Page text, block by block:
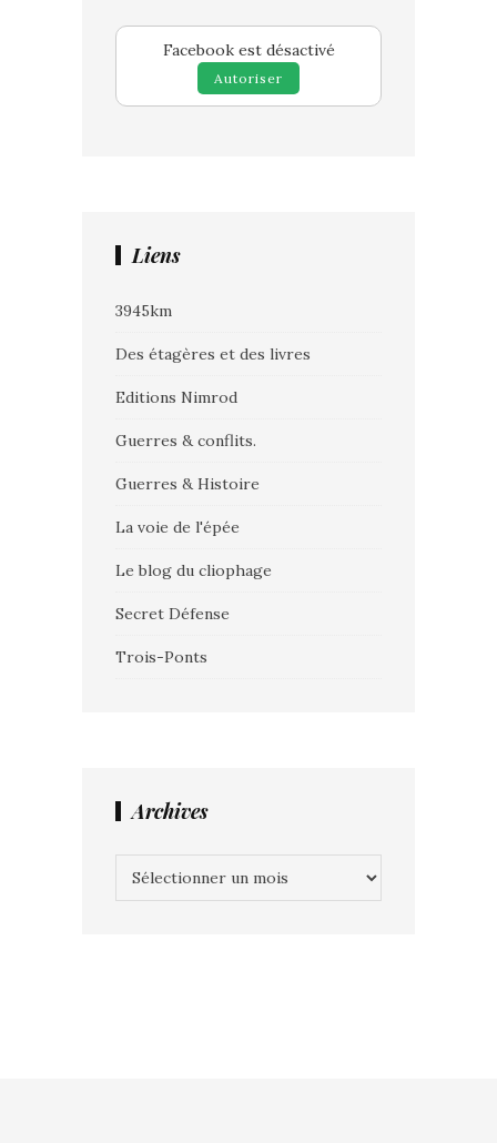
Facebook est désactivé
Autoriser
Liens
3945km
Des étagères et des livres
Editions Nimrod
Guerres & conflits.
Guerres & Histoire
La voie de l'épée
Le blog du cliophage
Secret Défense
Trois-Ponts
Archives